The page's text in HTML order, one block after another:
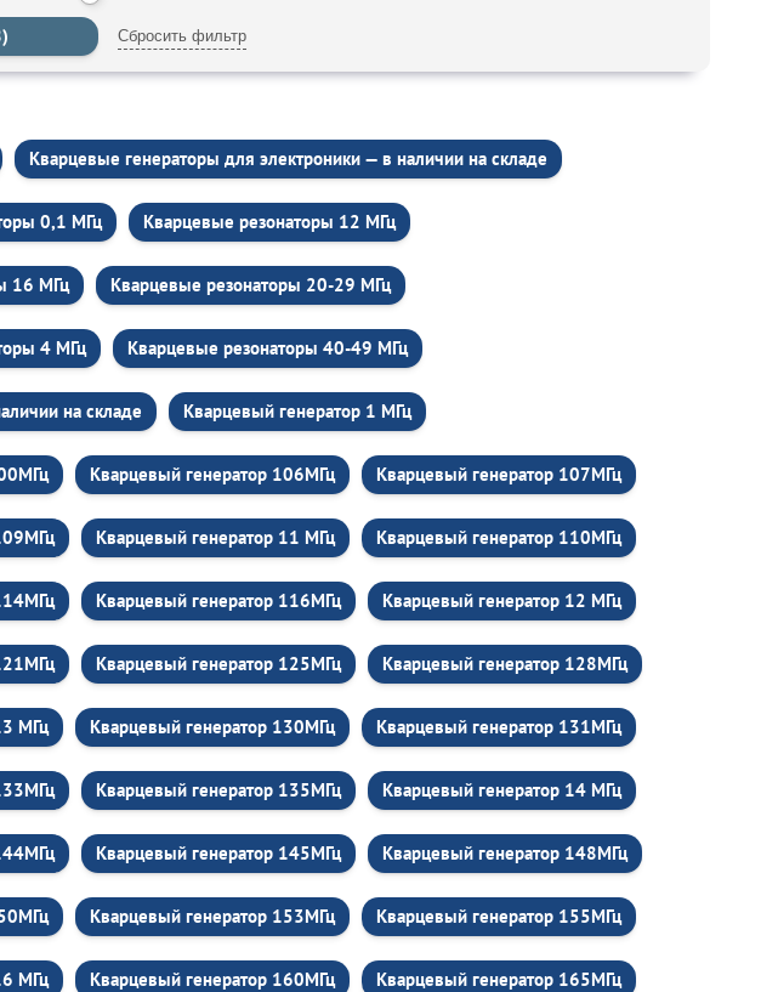
Сбросить фильтр
Кварцевые генераторы для электроники — в наличии на складе
0,1 МГц Кварцевые резонаторы 12 МГц
16 МГц Кварцевые резонаторы 20-29 МГц
4 МГц Кварцевые резонаторы 40-49 МГц
на складе Кварцевый генератор 1 МГц
Кварцевый генератор 106МГц Кварцевый генератор 107МГц
Кварцевый генератор 11 МГц Кварцевый генератор 110МГц
Кварцевый генератор 116МГц Кварцевый генератор 12 МГц
Кварцевый генератор 125МГц Кварцевый генератор 128МГц
МГц Кварцевый генератор 130МГц Кварцевый генератор 131МГц
Кварцевый генератор 135МГц Кварцевый генератор 14 МГц
Кварцевый генератор 145МГц Кварцевый генератор 148МГц
Кварцевый генератор 153МГц Кварцевый генератор 155МГц
МГц Кварцевый генератор 160МГц Кварцевый генератор 165МГц